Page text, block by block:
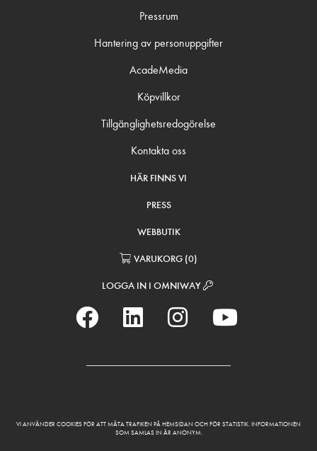
Pressrum
Hantering av personuppgifter
AcadeMedia
Köpvillkor
Tillgänglighetsredogörelse
Kontakta oss
HÄR FINNS VI
PRESS
WEBBUTIK
VARUKORG (0)
LOGGA IN I OMNIWAY
VI ANVÄNDER COOKIES FÖR ATT MÄTA TRAFIKEN PÅ HEMSIDAN OCH FÖR STATISTIK. INFORMATIONEN
SOM SAMLAS IN ÄR ANONYM.